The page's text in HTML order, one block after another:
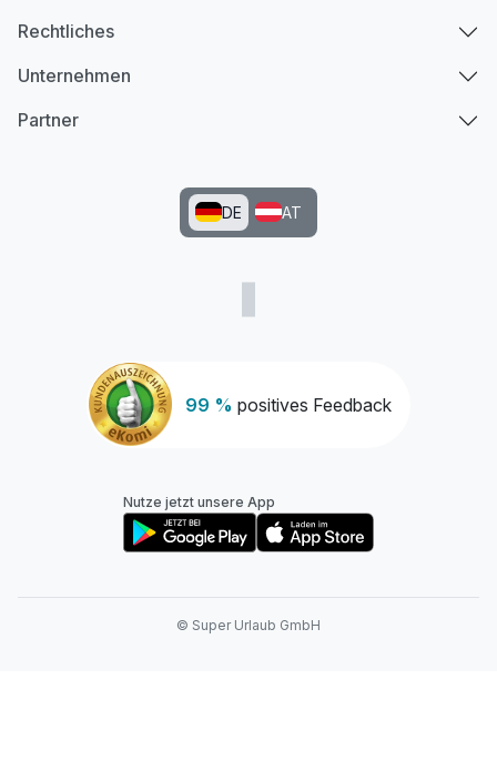
99 % positives Feedback
Rechtliches
Unternehmen
Partner
DE AT
Nutze jetzt unsere App
© Super Urlaub GmbH